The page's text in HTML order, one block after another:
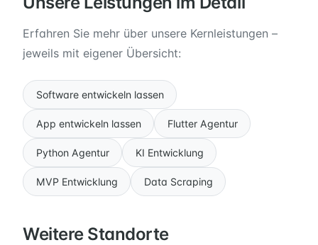
Erfahren Sie mehr über unsere Kernleistungen –
jeweils mit eigener Übersicht:
Software entwickeln lassen
App entwickeln lassen Flutter Agentur
Python Agentur KI Entwicklung
MVP Entwicklung Data Scraping
Weitere Standorte